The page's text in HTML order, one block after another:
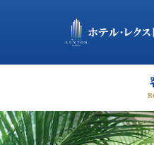
【公式】ホテ